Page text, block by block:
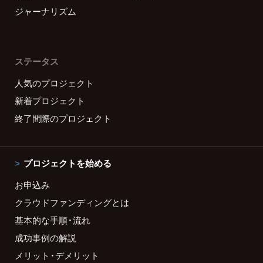
ジャーナリズム
ステータス
人気のプロジェクト
新着プロジェクト
終了間際のプロジェクト
プロジェクトを始める
お申込み
クラウドファンディングとは
基本的な手順・流れ
成功事例の解説
メリット・デメリット